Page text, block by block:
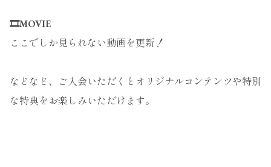
🎞️MOVIE
ここでしか見られない動画を更新！
などなど、ご入会いただくとオリジナルコンテンツや特別
な特典をお楽しみいただけます。